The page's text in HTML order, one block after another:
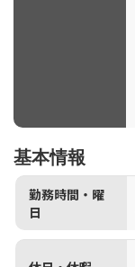
基本情報
勤務時間・曜
日